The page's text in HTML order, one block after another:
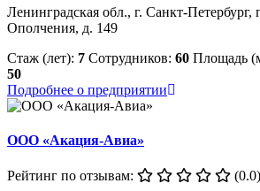
Ленинградская обл., г. Санкт-Петербург,
Ополчения, д. 149
Стаж (лет): 7 Сотрудников: 60 Площадь
50
Подробнее о предприятии
ООО «Акация-Авиа»
Рейтинг по отзывам:
(0.0)